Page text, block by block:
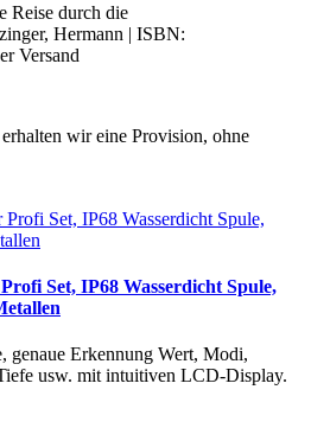
Reise durch die
Hermann | ISBN:
Versand
wir eine Provision, ohne
Set, IP68 Wasserdicht Spule,
genaue Erkennung Wert, Modi,
usw. mit intuitiven LCD-Display.